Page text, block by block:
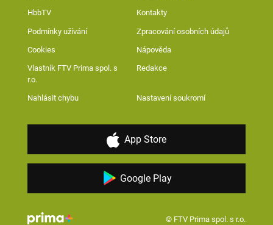
HbbTV Kontakty
Podmínky užívání Zpracování osobních údajů
Cookies Nápověda
Vlastník FTV Prima spol. s
r.o.
Redakce
Nahlásit chybu Nastavení soukromí
App Store
Google Play
© FTV Prima spol. s r.o.